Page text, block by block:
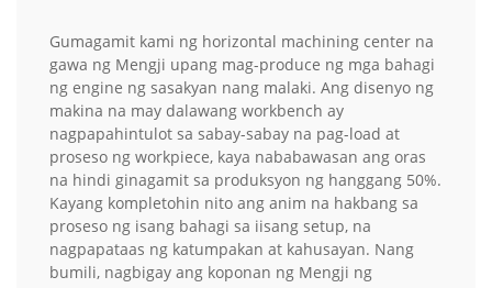
Gumagamit kami ng horizontal machining center na
gawa ng Mengji upang mag-produce ng mga bahagi
ng engine ng sasakyan nang malaki. Ang disenyo ng
makina na may dalawang workbench ay
nagpapahintulot sa sabay-sabay na pag-load at
proseso ng workpiece, kaya nababawasan ang oras
na hindi ginagamit sa produksyon ng hanggang 50%.
Kayang kompletohin nito ang anim na hakbang sa
proseso ng isang bahagi sa iisang setup, na
nagpapataas ng katumpakan at kahusayan. Nang
bumili, nagbigay ang koponan ng Mengji ng